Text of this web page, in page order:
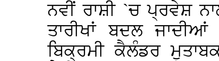
ਨਵੀਂ ਰਾਸ਼ੀ `ਚ ਪ੍ਰਵੇਸ਼
ਤਾਰੀਖਾਂ ਬਦਲ
ਬਿਕ੍ਰਮੀ ਕੈਲੰਡਰ